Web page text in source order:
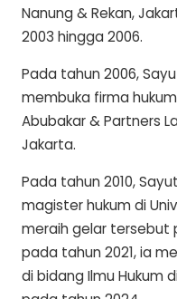
Nanung & Rekan,
2003 hingga 2006.
Pada tahun 2006,
membuka firma
Abubakar & Partners
Jakarta.
Pada tahun 2010,
magister hukum di
meraih gelar tersebut
pada tahun 2021, ia
di bidang Ilmu Hukum